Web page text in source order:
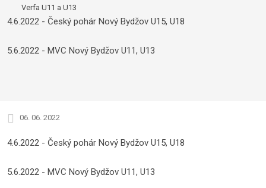
Verfa U11 a U13
4.6.2022 - Český pohár Nový Bydžov U15, U18
5.6.2022 - MVC Nový Bydžov U11, U13
06. 06. 2022
4.6.2022 - Český pohár Nový Bydžov U15, U18
5.6.2022 - MVC Nový Bydžov U11, U13